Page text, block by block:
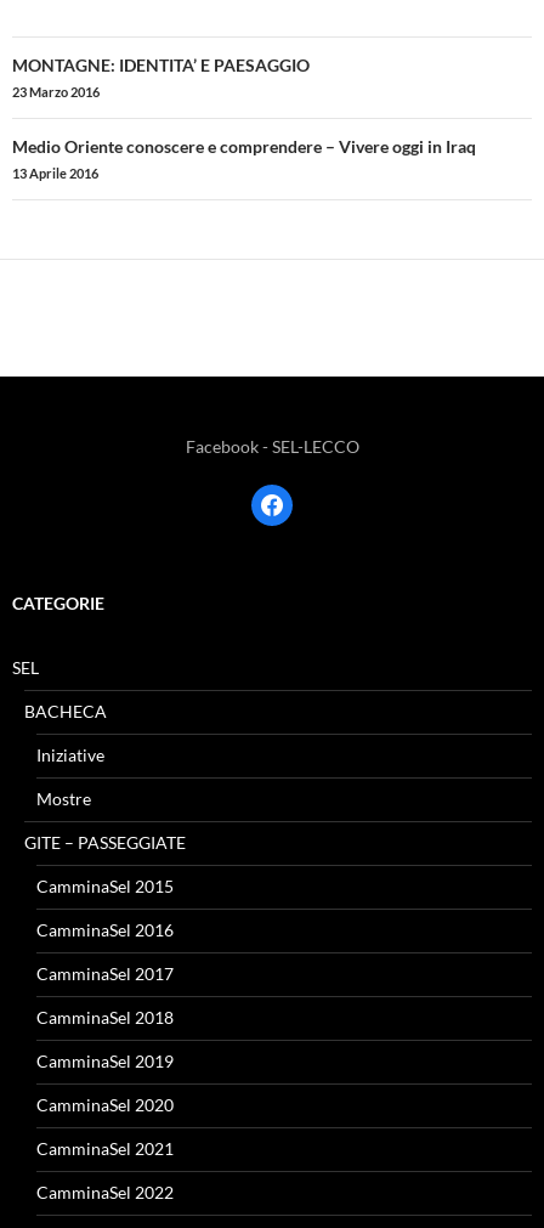
Navigazione
articolo
MONTAGNE: IDENTITA’ E PAESAGGIO
23 Marzo 2016
Medio Oriente conoscere e comprendere – Vivere oggi in Iraq
13 Aprile 2016
Facebook - SEL-LECCO
facebook
CATEGORIE
SEL
BACHECA
Iniziative
Mostre
GITE – PASSEGGIATE
CamminaSel 2015
CamminaSel 2016
CamminaSel 2017
CamminaSel 2018
CamminaSel 2019
CamminaSel 2020
CamminaSel 2021
CamminaSel 2022